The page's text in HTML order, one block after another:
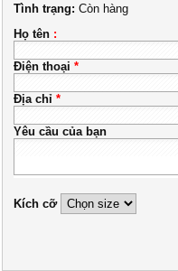
Tình trạng: Còn hàng
Họ tên :
Điện thoại *
Địa chỉ *
Yêu cầu của bạn
Kích cỡ